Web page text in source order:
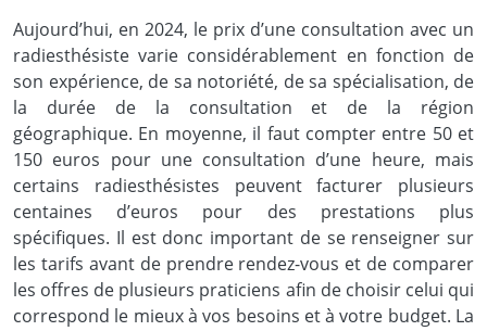
Aujourd’hui, en 2024, le prix d’une consultation avec un
radiesthésiste varie considérablement en fonction de
son expérience, de sa notoriété, de sa spécialisation, de
la durée de la consultation et de la région
géographique. En moyenne, il faut compter entre 50 et
150 euros pour une consultation d’une heure, mais
certains radiesthésistes peuvent facturer plusieurs
centaines d’euros pour des prestations plus
spécifiques. Il est donc important de se renseigner sur
les tarifs avant de prendre rendez-vous et de comparer
les offres de plusieurs praticiens afin de choisir celui qui
correspond le mieux à vos besoins et à votre budget. La